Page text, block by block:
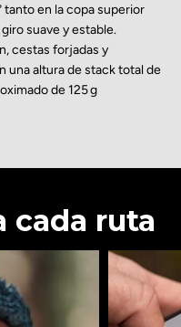
tanto en la copa superior
suave y estable.
cestas forjadas y
una altura de stack total de
de 125 g
cada ruta